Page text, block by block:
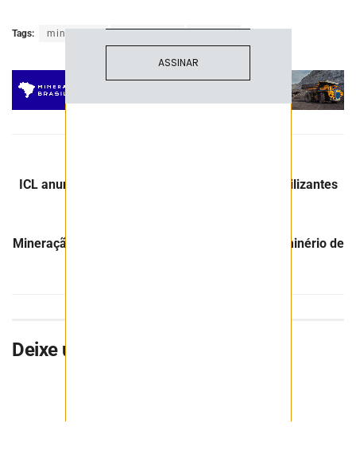
Tags: mineração
ICL anuncia nova operação private label de fertilizantes
Mineração Morro do Ipê triplicará produção de minério de
Deixe uma resposta
ASSINAR